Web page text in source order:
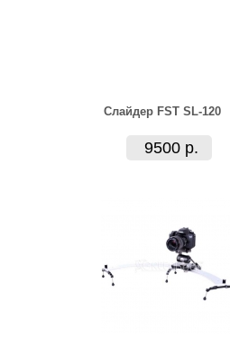
Слайдер FST SL-120
9500 р.